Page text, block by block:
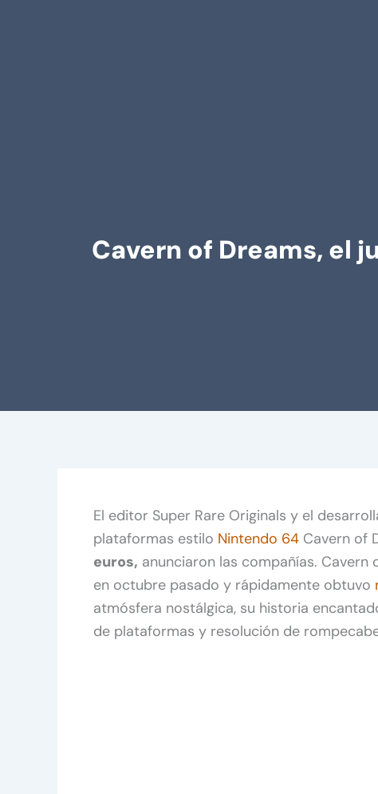
Cavern of Dreams, el
El editor Super Rare Originals y el
plataformas estilo Nintendo 64 Cavern of
euros, anunciaron las compañías. Cavern
en octubre pasado y rápidamente obtuvo
atmósfera nostálgica, su historia
de plataformas y resolución de